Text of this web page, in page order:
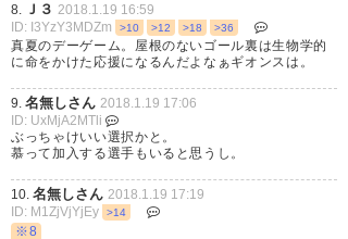
#SC相模原 は #西ヶ谷隆之 氏が
監督に就任することを発表しま
した 西ヶ谷新監督は、昨季 #水
戸ホーリーホック の監督を務め
ていました。 #Ｊリーグ 詳しく
8. Ｊ３ 2018.1.19 16:59
ID: I3YzY3MDZm
>10 >12 >18 >36
真夏のデーゲーム。屋根のないゴール裏は生物学的
に命をかけた応援になるんだよなぁギオンスは。
9. 名無しさん 2018.1.19 17:06
ID: UxMjA2MTli
ぶっちゃけいい選択かと。
慕って加入する選手もいると思うし。
10. 名無しさん 2018.1.19 17:19
ID: M1ZjVjYjEy
>14
※8